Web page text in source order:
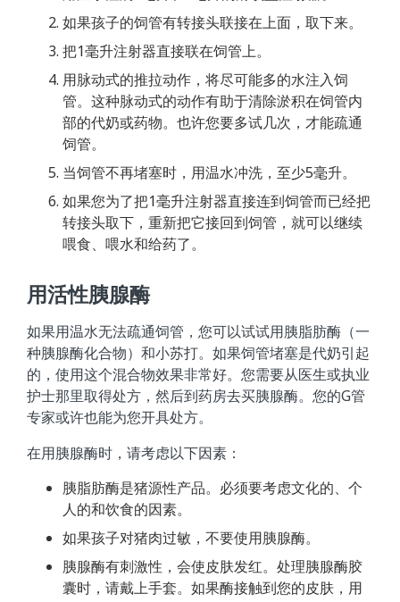
如果孩子的饲管有转接头联接在上面，取下来。
把1毫升注射器直接联在饲管上。
用脉动式的推拉动作，将尽可能多的水注入饲
管。这种脉动式的动作有助于清除淤积在饲管内
部的代奶或药物。也许您要多试几次，才能疏通
饲管。
当饲管不再堵塞时，用温水冲洗，至少5毫升。
如果您为了把1毫升注射器直接连到饲管而已经把
转接头取下，重新把它接回到饲管，就可以继续
喂食、喂水和给药了。
用活性胰腺酶
如果用温水无法疏通饲管，您可以试试用胰脂肪酶（一
种胰腺酶化合物）和小苏打。如果饲管堵塞是代奶引起
的，使用这个混合物效果非常好。您需要从医生或执业
护士那里取得处方，然后到药房去买胰腺酶。您的G管
专家或许也能为您开具处方。
在用胰腺酶时，请考虑以下因素：
胰脂肪酶是猪源性产品。必须要考虑文化的、个
人的和饮食的因素。
如果孩子对猪肉过敏，不要使用胰腺酶。
胰腺酶有刺激性，会使皮肤发红。处理胰腺酶胶
囊时，请戴上手套。如果酶接触到您的皮肤，用